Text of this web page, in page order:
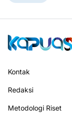
Kontak
Redaksi
Metodologi Riset